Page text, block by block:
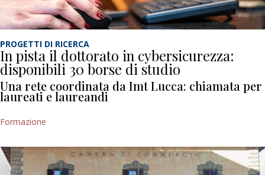
PROGETTI DI RICERCA
In pista il dottorato in cybersicurezza:
disponibili 30 borse di studio
Una rete coordinata da Imt Lucca: chiamata per
laureati e laureandi
Formazione